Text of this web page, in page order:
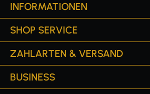
INFORMATIONEN
SHOP SERVICE
ZAHLARTEN & VERSAND
BUSINESS